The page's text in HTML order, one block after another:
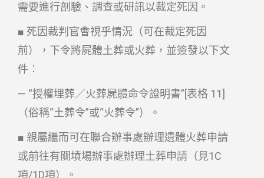
需要進行剖驗、調查或研訊以裁定死因。
■ 死因裁判官會視乎情況（可在裁定死因
前），下令將屍體土葬或火葬，並簽發以下文
件︰
— “授權埋葬／火葬屍體命令證明書”[表格 11]
（俗稱“土葬令”或“火葬令”）。
■ 親屬繼而可在聯合辦事處辦理遺體火葬申請
或前往有關墳場辦事處辦理土葬申請（見1C
項/1D項）。